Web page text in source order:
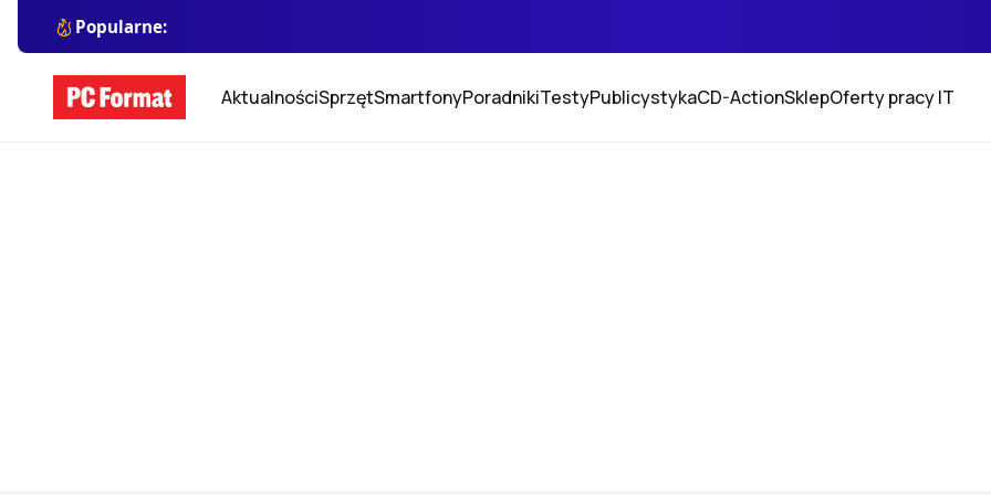
Popularne:
AktualnościSprzętSmartfonyPoradnikiTestyPublicystykaCD-ActionSklepOferty pracy IT